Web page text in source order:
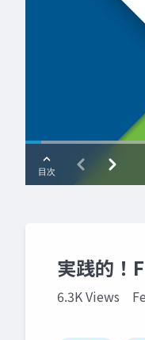
実践的！
6.3K Views